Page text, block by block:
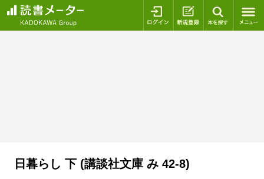
ログイン 新規登録
日暮らし 下 (講談社文庫 み 42-8)